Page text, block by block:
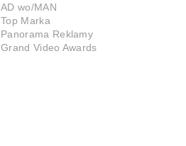
AD wo/MAN
Top Marka
Panorama Reklamy
Grand Video Awards